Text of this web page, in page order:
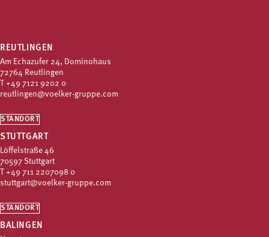
REUTLINGEN
Am Echazufer 24, Dominohaus
72764 Reutlingen
T +49 7121 9202 0
reutlingen@voelker-gruppe.com
STANDORT
STUTTGART
Löffelstraße 46
70597 Stuttgart
T +49 711 2207098 0
stuttgart@voelker-gruppe.com
STANDORT
BALINGEN